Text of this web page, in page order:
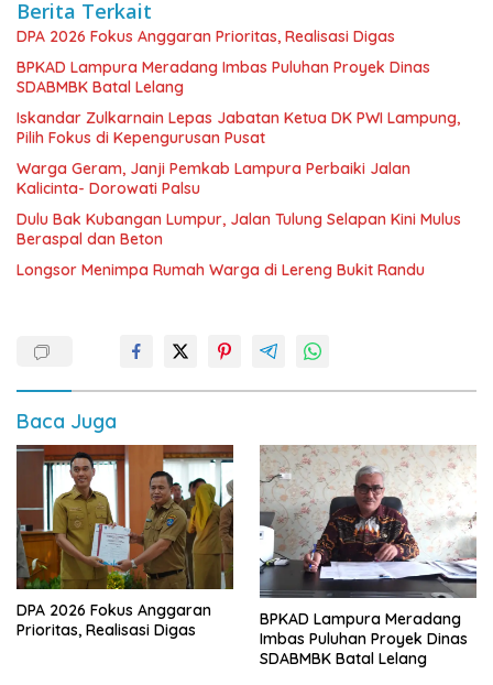
Berita Terkait
DPA 2026 Fokus Anggaran Prioritas, Realisasi Digas
BPKAD Lampura Meradang Imbas Puluhan Proyek Dinas
SDABMBK Batal Lelang
Iskandar Zulkarnain Lepas Jabatan Ketua DK PWI Lampung,
Pilih Fokus di Kepengurusan Pusat
Warga Geram, Janji Pemkab Lampura Perbaiki Jalan
Kalicinta- Dorowati Palsu
Dulu Bak Kubangan Lumpur, Jalan Tulung Selapan Kini Mulus
Beraspal dan Beton
Longsor Menimpa Rumah Warga di Lereng Bukit Randu
Baca Juga
DPA 2026 Fokus Anggaran
Prioritas, Realisasi Digas
BPKAD Lampura Meradang
Imbas Puluhan Proyek Dinas
SDABMBK Batal Lelang